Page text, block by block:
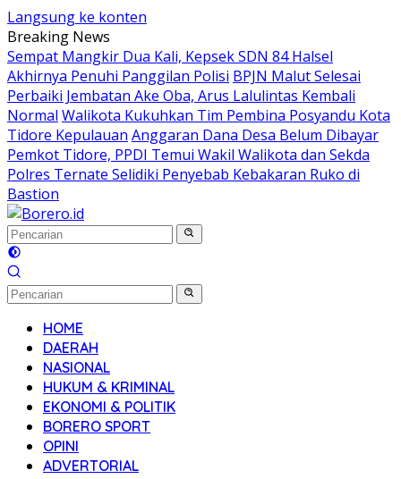
Langsung ke konten
Breaking News
Sempat Mangkir Dua Kali, Kepsek SDN 84 Halsel
Akhirnya Penuhi Panggilan Polisi BPJN Malut Selesai
Perbaiki Jembatan Ake Oba, Arus Lalulintas Kembali
Normal Walikota Kukuhkan Tim Pembina Posyandu Kota
Tidore Kepulauan Anggaran Dana Desa Belum Dibayar
Pemkot Tidore, PPDI Temui Wakil Walikota dan Sekda
Polres Ternate Selidiki Penyebab Kebakaran Ruko di
Bastion
HOME
DAERAH
NASIONAL
HUKUM & KRIMINAL
EKONOMI & POLITIK
BORERO SPORT
OPINI
ADVERTORIAL